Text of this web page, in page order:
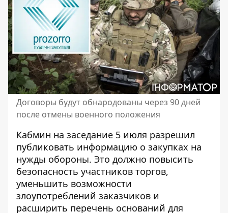
Договоры будут обнародованы через 90 дней
после отмены военного положения
Кабмин на заседание 5 июля разрешил
публиковать информацию о закупках на
нужды обороны. Это должно повысить
безопасность участников торгов,
уменьшить возможности
злоупотреблений заказчиков и
расширить перечень оснований для